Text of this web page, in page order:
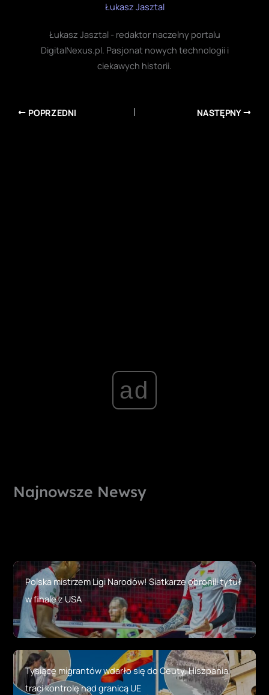
Łukasz Jasztal
Łukasz Jasztal - redaktor naczelny portalu
DigitalNexus.pl. Pasjonat nowych technologii i
ciekawych historii.
POPRZEDNI NASTĘPNY
ad
Najnowsze Newsy
Polska mistrzem Ligi Narodów! Siatkarze obronili tytuł
w finale z USA
Tysiące migrantów wdarło się do Ceuty. Hiszpania
traci kontrolę nad granicą UE